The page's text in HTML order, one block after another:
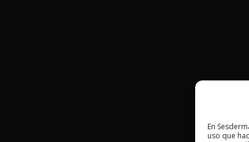
En
uso que